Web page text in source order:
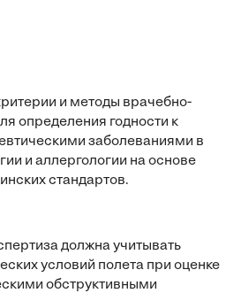
и методы врачебно-
определения годности к
заболеваниями в
и аллергологии на основе
стандартов.
должна учитывать
условий полета при оценке
обструктивными